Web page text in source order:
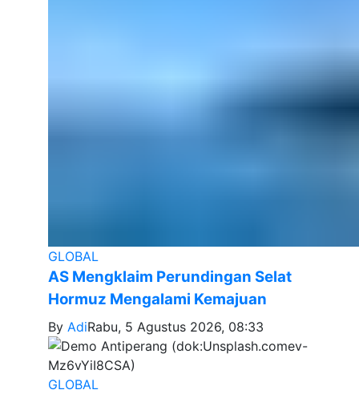
GLOBAL
AS Mengklaim Perundingan Selat
Hormuz Mengalami Kemajuan
By AdiRabu, 5 Agustus 2026, 08:33
GLOBAL